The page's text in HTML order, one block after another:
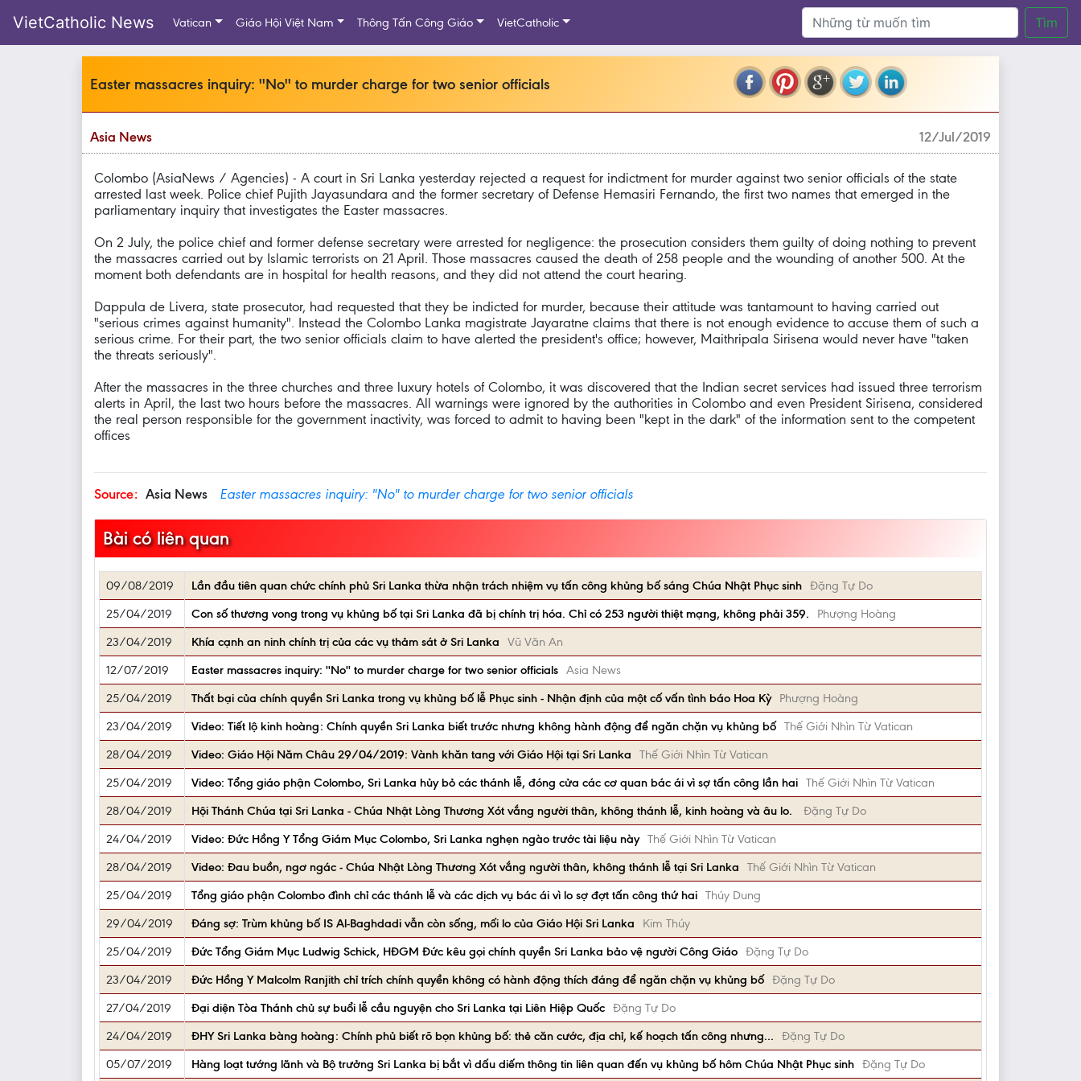
VietCatholic News Vatican Giáo Hội Việt Nam Thông Tấn Công Giáo VietCatholic Tìm
Easter massacres inquiry: ''No'' to murder charge for two senior officials
Asia News 12/Jul/2019
Colombo (AsiaNews / Agencies) - A court in Sri Lanka yesterday rejected a request for indictment for murder against two senior officials of the state
arrested last week. Police chief Pujith Jayasundara and the former secretary of Defense Hemasiri Fernando, the first two names that emerged in the
parliamentary inquiry that investigates the Easter massacres.
On 2 July, the police chief and former defense secretary were arrested for negligence: the prosecution considers them guilty of doing nothing to prevent
the massacres carried out by Islamic terrorists on 21 April. Those massacres caused the death of 258 people and the wounding of another 500. At the
moment both defendants are in hospital for health reasons, and they did not attend the court hearing.
Dappula de Livera, state prosecutor, had requested that they be indicted for murder, because their attitude was tantamount to having carried out
"serious crimes against humanity". Instead the Colombo Lanka magistrate Jayaratne claims that there is not enough evidence to accuse them of such a
serious crime. For their part, the two senior officials claim to have alerted the president's office; however, Maithripala Sirisena would never have "taken
the threats seriously".
After the massacres in the three churches and three luxury hotels of Colombo, it was discovered that the Indian secret services had issued three terrorism
alerts in April, the last two hours before the massacres. All warnings were ignored by the authorities in Colombo and even President Sirisena, considered
the real person responsible for the government inactivity, was forced to admit to having been "kept in the dark" of the information sent to the competent
offices
Source: Asia News Easter massacres inquiry: "No" to murder charge for two senior officials
Bài có liên quan
09/08/2019 Lần đầu tiên quan chức chính phủ Sri Lanka thừa nhận trách nhiệm vụ tấn công khủng bố sáng Chúa Nhật Phục sinh Đặng Tự Do
25/04/2019
Con số thương vong trong vụ khủng bố tại Sri Lanka đã bị chính trị hóa. Chỉ có 253 người thiệt mạng, không phải 359.
Phượng Hoàng
23/04/2019
Khía cạnh an ninh chính trị của các vụ thảm sát ở Sri Lanka
Vũ Văn An
12/07/2019
Easter massacres inquiry: ''No'' to murder charge for two senior officials Asia News
25/04/2019
Thất bại của chính quyền Sri Lanka trong vụ khủng bố lễ Phục sinh - Nhận định của một cố vấn tình báo Hoa Kỳ
Phượng Hoàng
23/04/2019
Video: Tiết lộ kinh hoàng: Chính quyền Sri Lanka biết trước nhưng không hành động để ngăn chặn vụ khủng bố Thế Giới Nhìn Từ Vatican
28/04/2019
Video: Giáo Hội Năm Châu 29/04/2019: Vành khăn tang với Giáo Hội tại Sri Lanka
Thế Giới Nhìn Từ Vatican
25/04/2019
Video: Tổng giáo phận Colombo, Sri Lanka hủy bỏ các thánh lễ, đóng cửa các cơ quan bác ái vì sợ tấn công lần hai Thế Giới Nhìn Từ Vatican
28/04/2019
Hội Thánh Chúa tại Sri Lanka - Chúa Nhật Lòng Thương Xót vắng người thân, không thánh lễ, kinh hoàng và âu lo.
Đặng Tự Do
24/04/2019
Video: Đức Hồng Y Tổng Giám Mục Colombo, Sri Lanka nghẹn ngào trước tài liệu này Thế Giới Nhìn Từ Vatican
28/04/2019
Video: Đau buồn, ngơ ngác - Chúa Nhật Lòng Thương Xót vắng người thân, không thánh lễ tại Sri Lanka
Thế Giới Nhìn Từ Vatican
25/04/2019
Tổng giáo phận Colombo đình chỉ các thánh lễ và các dịch vụ bác ái vì lo sợ đợt tấn công thứ hai Thúy Dung
29/04/2019
Đáng sợ: Trùm khủng bố IS Al-Baghdadi vẫn còn sống, mối lo của Giáo Hội Sri Lanka
Kim Thúy
25/04/2019
Đức Tổng Giám Mục Ludwig Schick, HĐGM Đức kêu gọi chính quyền Sri Lanka bảo vệ người Công Giáo Đặng Tự Do
23/04/2019
Đức Hồng Y Malcolm Ranjith chỉ trích chính quyền không có hành động thích đáng để ngăn chặn vụ khủng bố Đặng Tự Do
27/04/2019
Đại diện Tòa Thánh chủ sự buổi lễ cầu nguyện cho Sri Lanka tại Liên Hiệp Quốc Đặng Tự Do
24/04/2019
ĐHY Sri Lanka bàng hoàng: Chính phủ biết rõ bọn khủng bố: thẻ căn cước, địa chỉ, kế hoạch tấn công nhưng...
Đặng Tự Do
05/07/2019
Hàng loạt tướng lãnh và Bộ trưởng Sri Lanka bị bắt vì dấu diếm thông tin liên quan đến vụ khủng bố hôm Chúa Nhật Phục sinh Đặng Tự Do